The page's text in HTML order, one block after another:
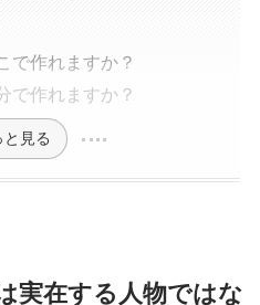
で作れますか？
で作れますか？
と見る
実在する人物ではな